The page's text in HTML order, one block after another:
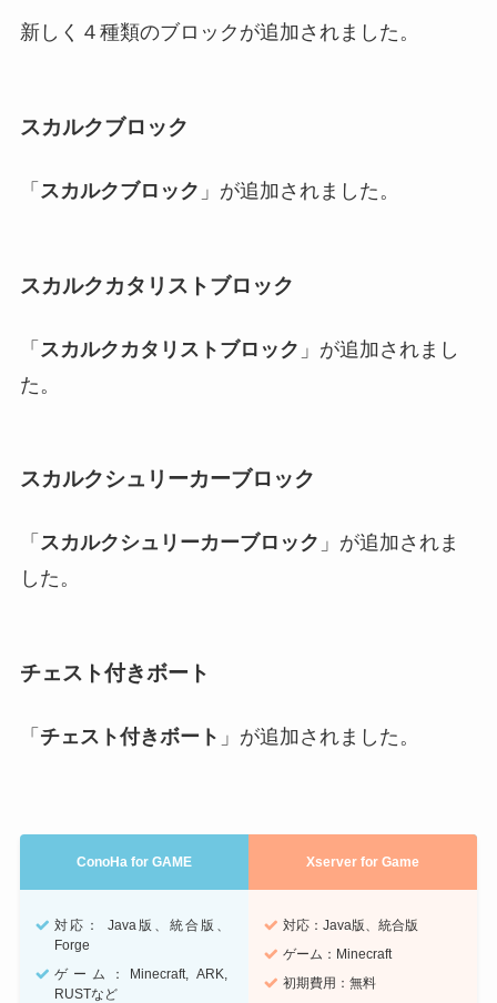
新しく４種類のブロックが追加されました。
スカルクブロック
「 スカルクブロック 」が追加されました。
スカルクカタリストブロック
「 スカルクカタリストブロック 」が追加されまし
た。
スカルクシュリーカーブロック
「 スカルクシュリーカーブロック 」が追加されま
した。
チェスト付きボート
「 チェスト付きボート 」が追加されました。
ConoHa for GAME Xserver for Game
対応： Java版、統合版、
Forge
ゲーム：Minecraft, ARK,
RUSTなど
対応：Java版、統合版
ゲーム：Minecraft
初期費用：無料